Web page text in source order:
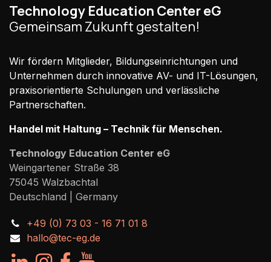
Technology Education Center eG
Gemeinsam Zukunft gestalten!
Wir fördern Mitglieder, Bildungseinrichtungen und
Unternehmen durch innovative AV- und IT-Lösungen,
praxisorientierte Schulungen und verlässliche
Partnerschaften.
Handel mit Haltung – Technik für Menschen.
Technology Education Center eG
Weingartener Straße 38
75045 Walzbachtal
Deutschland | Germany
+49 (0) 73 03 - 16 71 01 8
hallo@tec-eg.de